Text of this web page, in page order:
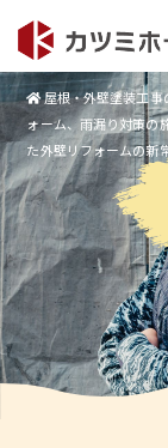
屋根・外壁塗装工事
ォーム、雨漏り対策の
た外壁リフォームの新